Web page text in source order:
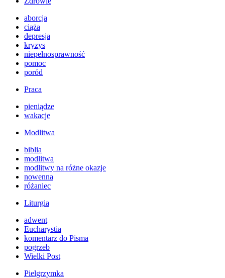
aborcja
ciąża
depresja
kryzys
niepełnosprawność
pomoc
poród
Praca
pieniądze
wakacje
Modlitwa
biblia
modlitwa
modlitwy na różne okazje
nowenna
różaniec
Liturgia
adwent
Eucharystia
komentarz do Pisma
pogrzeb
Wielki Post
Pielgrzymka